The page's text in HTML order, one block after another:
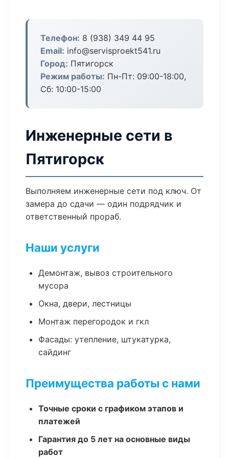
Телефон: 8 (938) 349 44 95
Email: info@servisproekt541.ru
Город: Пятигорск
Режим работы: Пн-Пт: 09:00-18:00,
Сб: 10:00-15:00
Инженерные сети в
Пятигорск
Выполняем инженерные сети под ключ. От
замера до сдачи — один подрядчик и
ответственный прораб.
Наши услуги
Демонтаж, вывоз строительного
мусора
Окна, двери, лестницы
Монтаж перегородок и гкл
Фасады: утепление, штукатурка,
сайдинг
Преимущества работы с нами
Точные сроки с графиком этапов и
платежей
Гарантия до 5 лет на основные виды
работ